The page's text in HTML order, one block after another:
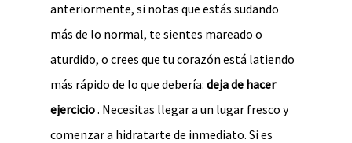
anteriormente, si notas que estás sudando
más de lo normal, te sientes mareado o
aturdido, o crees que tu corazón está latiendo
más rápido de lo que debería: deja de hacer
ejercicio. Necesitas llegar a un lugar fresco y
comenzar a hidratarte de inmediato. Si es